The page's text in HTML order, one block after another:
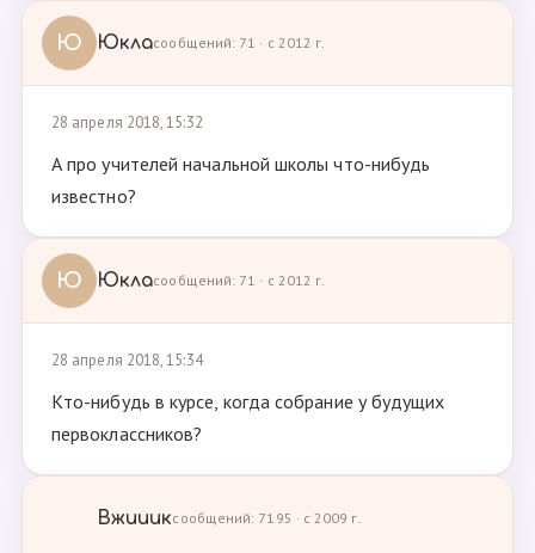
Ю Юкласообщений: 71 · с 2012 г.
28 апреля 2018, 15:32
А про учителей начальной школы что-нибудь
известно?
Ю Юкласообщений: 71 · с 2012 г.
28 апреля 2018, 15:34
Кто-нибудь в курсе, когда собрание у будущих
первоклассников?
Вжиииксообщений: 7195 · с 2009 г.